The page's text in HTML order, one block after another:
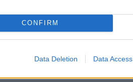
CONFIRM
Data Deletion Data Access